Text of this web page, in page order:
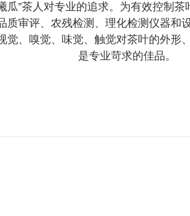
”茶人对专业的追求。 为有效控制茶
审评、农残检测、 理化检测仪器和
、嗅觉、 味觉、触觉对茶叶的外形
是专业苛求的佳品。